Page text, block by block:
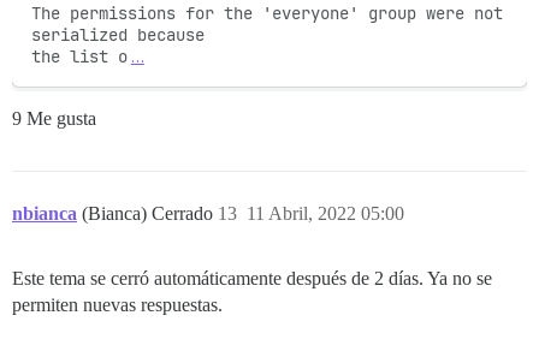
The permissions for the 'everyone' group were not
serialized because
the list o …
9 Me gusta
nbianca (Bianca) Cerrado 11 Abril, 2022 05:00
13
Este tema se cerró automáticamente después de 2 días. Ya no se
permiten nuevas respuestas.